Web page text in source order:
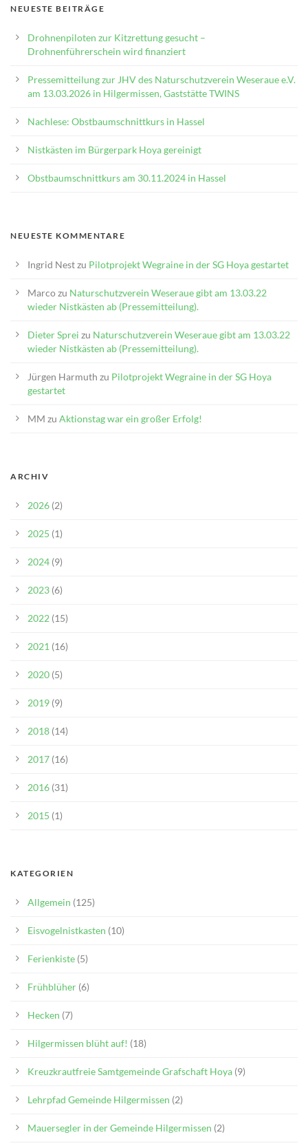
NEUESTE BEITRÄGE
Drohnenpiloten zur Kitzrettung gesucht –
Drohnenführerschein wird finanziert
Pressemitteilung zur JHV des Naturschutzverein Weseraue e.V.
am 13.03.2026 in Hilgermissen, Gaststätte TWINS
Nachlese: Obstbaumschnittkurs in Hassel
Nistkästen im Bürgerpark Hoya gereinigt
Obstbaumschnittkurs am 30.11.2024 in Hassel
NEUESTE KOMMENTARE
Ingrid Nestzu Pilotprojekt Wegraine in der SG Hoya gestartet
Marcozu Naturschutzverein Weseraue gibt am 13.03.22
wieder Nistkästen ab (Pressemitteilung).
Dieter Sprei zu Naturschutzverein Weseraue gibt am 13.03.22
wieder Nistkästen ab (Pressemitteilung).
Jürgen Harmuth zu Pilotprojekt Wegraine in der SG Hoya
gestartet
MM zu Aktionstag war ein großer Erfolg!
ARCHIV
2026 (2)
2025 (1)
2024 (9)
2023 (6)
2022 (15)
2021 (16)
2020 (5)
2019 (9)
2018 (14)
2017 (16)
2016 (31)
2015 (1)
KATEGORIEN
Allgemein (125)
Eisvogelnistkasten (10)
Ferienkiste (5)
Frühblüher (6)
Hecken (7)
Hilgermissen blüht auf! (18)
Kreuzkrautfreie Samtgemeinde Grafschaft Hoya (9)
Lehrpfad Gemeinde Hilgermissen (2)
Mauersegler in der Gemeinde Hilgermissen (2)